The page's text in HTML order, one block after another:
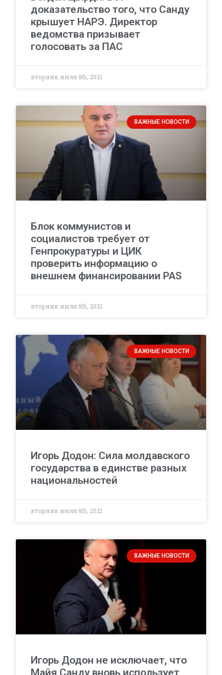
доказательство того, что Санду
крышует НАРЭ. Директор
ведомства призывает
голосовать за ПАС
вторник июля 6th, 2021
ВАЖНЫЕ НОВОСТИ
Блок коммунистов и
социалистов требует от
Генпрокуратуры и ЦИК
проверить информацию о
внешнем финансировании PAS
вторник июля 6th, 2021
ВАЖНЫЕ НОВОСТИ
Игорь Додон: Сила молдавского
государства в единстве разных
национальностей
вторник июля 6th, 2021
ВАЖНЫЕ НОВОСТИ
Игорь Додон не исключает, что